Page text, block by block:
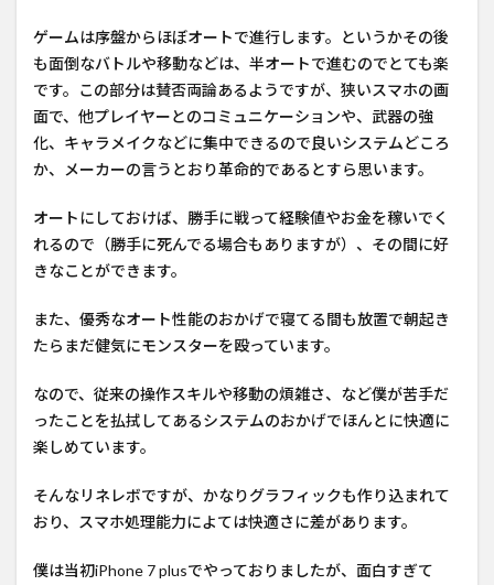
ヌル
サク
サク
動く
にス
マー
トキ
ード
が快
ぎる
5
PC
仕事
中は
な感
ゲームは序盤からほぼオートで進行します。というかその後
も面倒なバトルや移動などは、半オートで進むのでとても楽
です。この部分は賛否両論あるようですが、狭いスマホの画
面で、他プレイヤーとのコミュニケーションや、武器の強
化、キャラメイクなどに集中できるので良いシステムどころ
か、メーカーの言うとおり革命的であるとすら思います。
オートにしておけば、勝手に戦って経験値やお金を稼いでく
れるので（勝手に死んでる場合もありますが）、その間に好
きなことができます。
また、優秀なオート性能のおかげで寝てる間も放置で朝起き
たらまだ健気にモンスターを殴っています。
なので、従来の操作スキルや移動の煩雑さ、など僕が苦手だ
ったことを払拭してあるシステムのおかげでほんとに快適に
楽しめています。
そんなリネレボですが、かなりグラフィックも作り込まれて
おり、スマホ処理能力によては快適さに差があります。
僕は当初iPhone 7 plusでやっておりましたが、面白すぎて